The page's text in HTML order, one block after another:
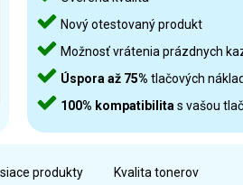
Nový otestovaný produkt
Možnosť vrátenia prázdnych
Úspora až 75% tlačových
100% kompatibilita s vašou
produkty Kvalita tonerov